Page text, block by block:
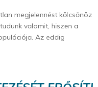
megjelennést kölcsönöz
valamit, hiszen a
Az eddig